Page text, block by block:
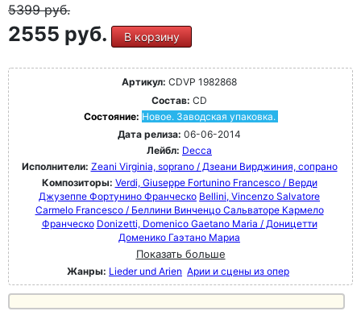
5399руб.
2555 руб. В корзину
Артикул: CDVP 1982868
Состав: CD
Состояние: Новое. Заводская упаковка.
Дата релиза: 06-06-2014
Лейбл: Decca
Исполнители: Zeani Virginia, soprano / Дзеани Вирджиния, сопрано
Композиторы: Verdi, Giuseppe Fortunino Francesco / Верди
Джузеппе Фортунино Франческо Bellini, Vincenzo Salvatore
Carmelo Francesco / Беллини Винченцо Сальваторе Кармело
Франческо Donizetti, Domenico Gaetano Maria / Доницетти
Доменико Гаэтано Мариа
Показать больше
Жанры: Lieder und Arien Арии и сцены из опер